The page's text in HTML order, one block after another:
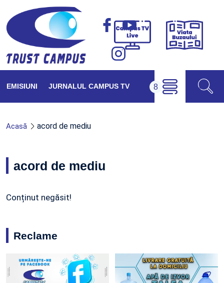
Campus
Viața
EMISIUNI JURNALUL CAMPUS TV
Acasă acord de mediu
acord de mediu
Conținut negăsit!
Reclame